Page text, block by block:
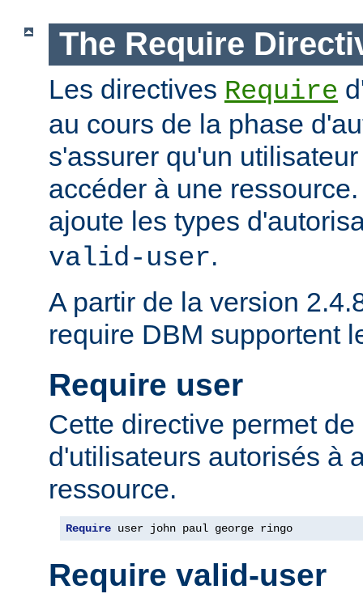
The Require
Les directives Require
au cours de la phase
s'assurer qu'un
accéder à une
ajoute les types
valid-user.
A partir de la version
require DBM supportent
Require user
Cette directive permet
d'utilisateurs autorisés à
ressource.
Require user john paul george ringo
Require valid-user